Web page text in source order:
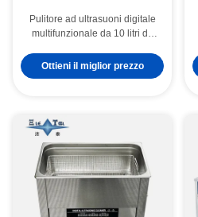
Pulitore ad ultrasuoni digitale
multifunzionale da 10 litri da
per lavaggio di precisione a
Ottieni il miglior prezzo